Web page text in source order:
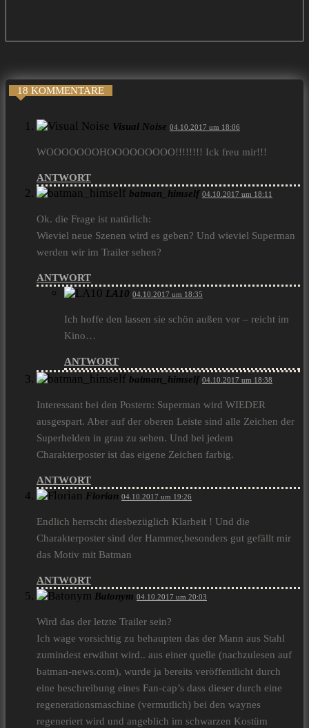
18 KOMMENTARE
Visual Noise 04.10.2017 um 18:06
WOOOOOOOHOOOOOOOOO!!!!!!!! Ick freu mir!!!
ANTWORT
batman_himself 04.10.2017 um 18:11
Ok. die Frage ist natürlich:
Wieviel neue Szenen wird es geben? Und wieviel Superman
werden wir im Trailer sehen?
ANTWORT
LA10 04.10.2017 um 18:35
Ich hoffe den lassen sie schön außen vor – reicht im
Kino…
ANTWORT
batman_himself 04.10.2017 um 18:38
Interessant bei den Postern: Superman wird WIEDER
ausgespart. Aber auf der oberen Leiste sind alle Zeichen der
Superhelden in grau zu sehen. Und bei jedem
Charakterposter ist das eigene Zeichen farbig.
ANTWORT
Florian 04.10.2017 um 19:26
Endlich herrscht diesbezüglich Klarheit ! Und die
Charakterposter sind der Hammer,besonders gut gefällt mir
das Motiv mit Batman
ANTWORT
Batonym 04.10.2017 um 20:03
Wird das der letzte Trailer sein?
Ich wage vorsichtig zu behaupten das der Mann aus Stahl
zumindest erwähnt wird.. aus einer quelle (nachzulesen auf
batman-news.com), wurde ja bereits veröffentlicht durch
eine beschreibung eines Fan-cap’s dass dieser durch eine
regenerationsmaschine (vermutlich) bei den waynes
regeneriert wird und angeblich im schwarzen Kostüm